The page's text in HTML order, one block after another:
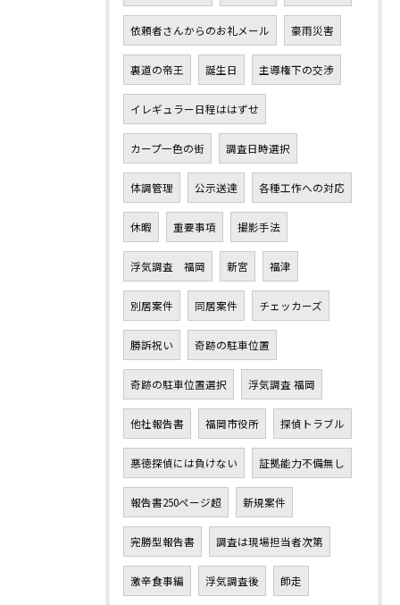
依頼者さんからのお礼メール 豪雨災害
裏道の帝王 誕生日 主導権下の交渉
イレギュラー日程ははずせ
カープ一色の街 調査日時選択
体調管理 公示送達 各種工作への対応
休暇 重要事項 撮影手法
浮気調査 福岡 新宮 福津
別居案件 同居案件 チェッカーズ
勝訴祝い 奇跡の駐車位置
奇跡の駐車位置選択 浮気調査 福岡
他社報告書 福岡市役所 探偵トラブル
悪徳探偵には負けない 証拠能力不備無し
報告書250ページ超 新規案件
完勝型報告書 調査は現場担当者次第
激辛食事編 浮気調査後 師走